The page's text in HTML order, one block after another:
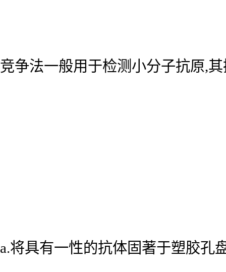
竞争法一般用于检测小分子抗原,
a.将具有一性的抗体固著于塑胶孔